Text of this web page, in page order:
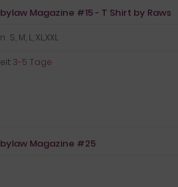
Magazine #15 - T Shirt by Raws
M, L, XL,XXL
3-5 Tage
Magazine #25